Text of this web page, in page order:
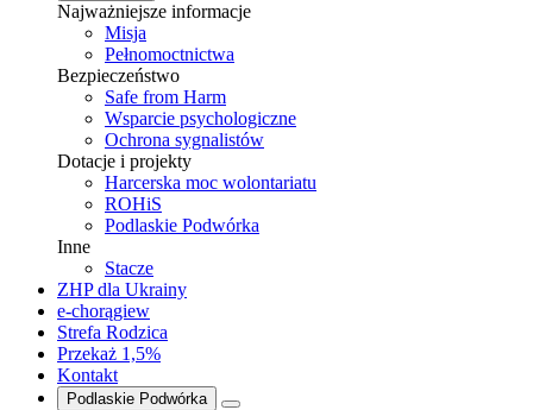
Najważniejsze informacje
Misja
Pełnomoctnictwa
Bezpieczeństwo
Safe from Harm
Wsparcie psychologiczne
Ochrona sygnalistów
Dotacje i projekty
Harcerska moc wolontariatu
ROHiS
Podlaskie Podwórka
Inne
Stacze
ZHP dla Ukrainy
e-chorągiew
Strefa Rodzica
Przekaż 1,5%
Kontakt
Podlaskie Podwórka